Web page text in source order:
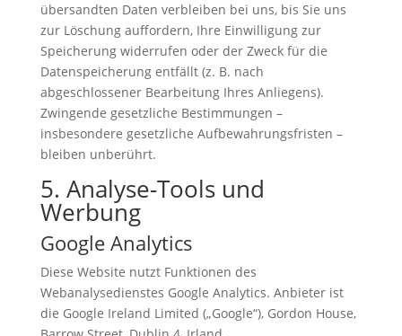
übersandten Daten verbleiben bei uns, bis Sie uns
zur Löschung auffordern, Ihre Einwilligung zur
Speicherung widerrufen oder der Zweck für die
Datenspeicherung entfällt (z. B. nach
abgeschlossener Bearbeitung Ihres Anliegens).
Zwingende gesetzliche Bestimmungen –
insbesondere gesetzliche Aufbewahrungsfristen –
bleiben unberührt.
5. Analyse-Tools und
Werbung
Google Analytics
Diese Website nutzt Funktionen des
Webanalysedienstes Google Analytics. Anbieter ist
die Google Ireland Limited („Google“), Gordon House,